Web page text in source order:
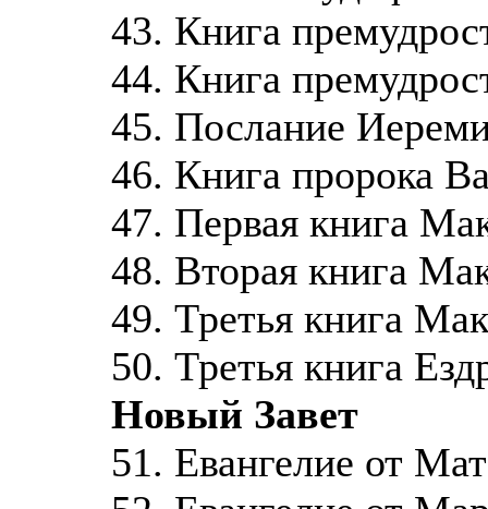
43. Книга
44. Книга
45. Послание
46. Книга пророка
47. Первая книга
48. Вторая книга
49. Третья книга
50. Третья книга
Новый Завет
51. Евангелие от